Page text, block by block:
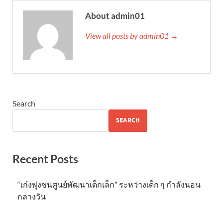
About admin01
View all posts by admin01 →
Search
SEARCH
Recent Posts
“เก๋งพุ่งชนศูนย์พัฒนาเด็กเล็ก” ระหว่างเด็ก ๆ กำลังนอน
กลางวัน